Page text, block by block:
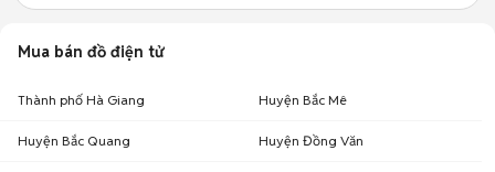
Mua bán đồ điện tử
Thành phố Hà Giang Huyện Bắc Mê
Huyện Bắc Quang Huyện Đồng Văn